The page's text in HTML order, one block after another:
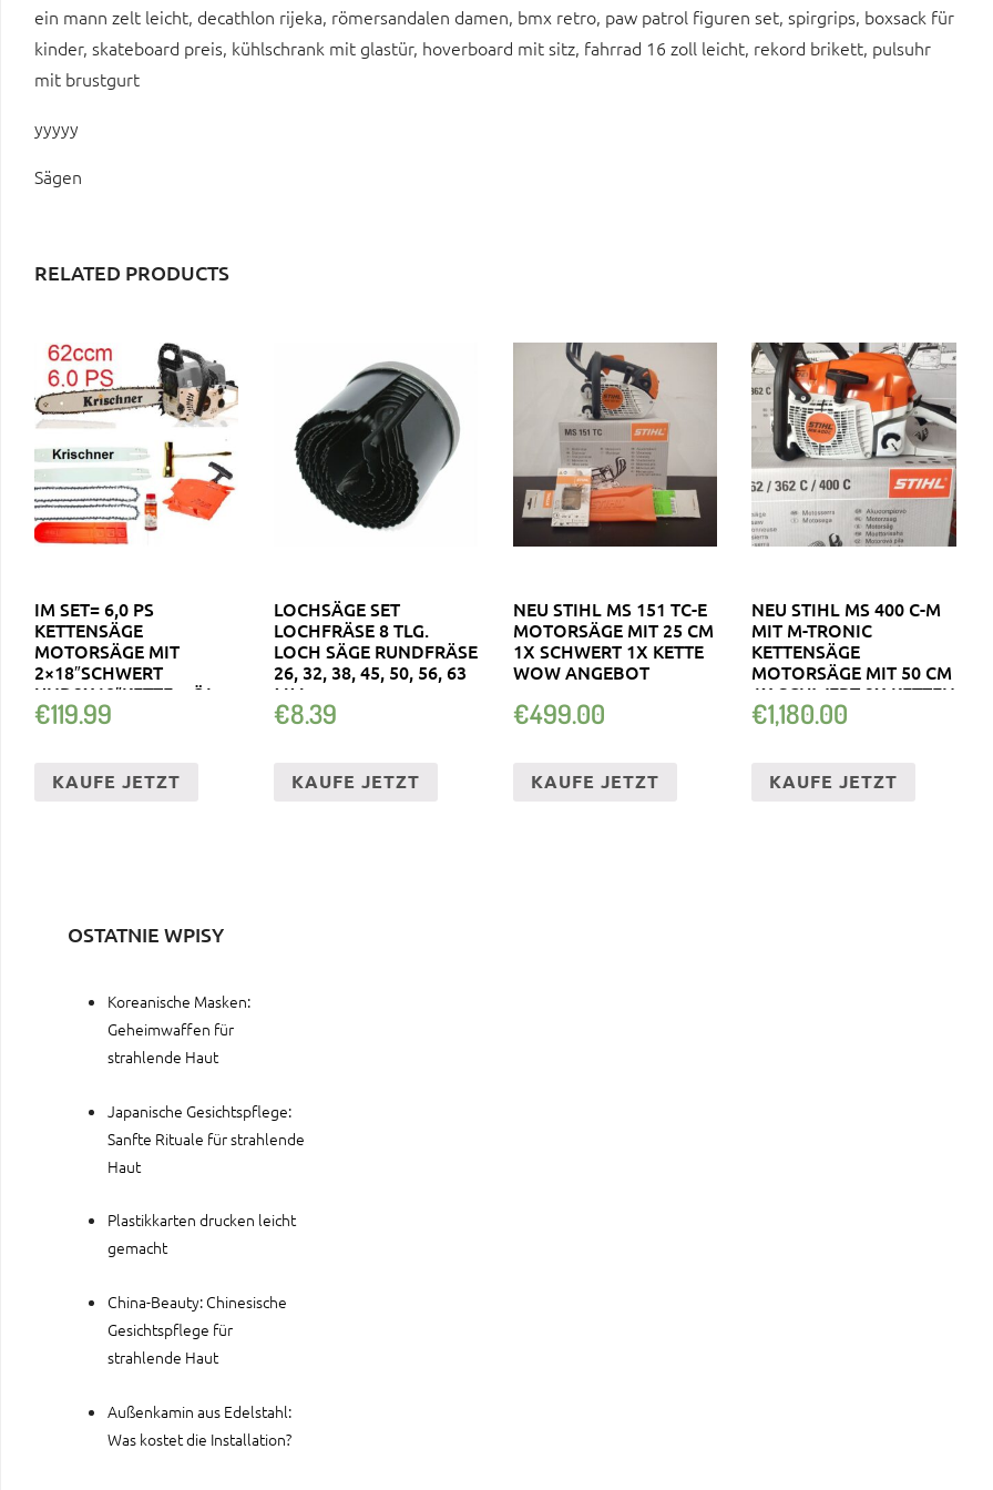
ein mann zelt leicht, decathlon rijeka, römersandalen damen, bmx retro, paw patrol figuren set, spirgrips, boxsack für
kinder, skateboard preis, kühlschrank mit glastür, hoverboard mit sitz, fahrrad 16 zoll leicht, rekord brikett, pulsuhr
mit brustgurt
yyyyy
Sägen
RELATED PRODUCTS
IM SET= 6,0 PS
KETTENSÄGE
MOTORSÄGE MIT
2×18″SCHWERT
UND2X18″KETTE + ÖL +
HANDSCHUHE
€119.99
KAUFE JETZT
LOCHSÄGE SET
LOCHFRÄSE 8 TLG.
LOCH SÄGE RUNDFRÄSE
26, 32, 38, 45, 50, 56, 63
MM
€8.39
KAUFE JETZT
NEU STIHL MS 151 TC-E
MOTORSÄGE MIT 25 CM
1X SCHWERT 1X KETTE
WOW ANGEBOT
€499.00
KAUFE JETZT
NEU STIHL MS 400 C-M
MIT M-TRONIC
KETTENSÄGE
MOTORSÄGE MIT 50 CM
1X SCHWERT 2X KETTEN
€1,180.00
KAUFE JETZT
OSTATNIE WPISY
Koreanische Masken:
Geheimwaffen für
strahlende Haut
Japanische Gesichtspflege:
Sanfte Rituale für strahlende
Haut
Plastikkarten drucken leicht
gemacht
China-Beauty: Chinesische
Gesichtspflege für
strahlende Haut
Außenkamin aus Edelstahl:
Was kostet die Installation?